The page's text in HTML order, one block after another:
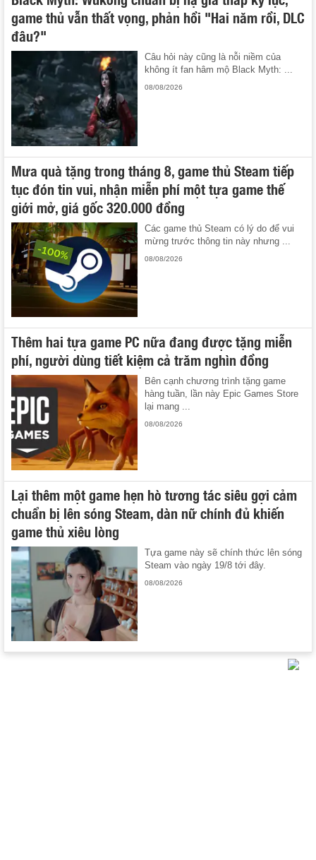
game thủ vẫn thất vọng, phản hồi "Hai năm rồi, DLC
đâu?"
Câu hỏi này cũng là nỗi niềm của
không ít fan hâm mộ Black Myth: ...
08/08/2026
Mưa quà tặng trong tháng 8, game thủ Steam tiếp
tục đón tin vui, nhận miễn phí một tựa game thế
giới mở, giá gốc 320.000 đồng
Các game thủ Steam có lý do để vui
mừng trước thông tin này nhưng ...
08/08/2026
Thêm hai tựa game PC nữa đang được tặng miễn
phí, người dùng tiết kiệm cả trăm nghìn đồng
Bên cạnh chương trình tặng game
hàng tuần, lần này Epic Games Store
lại mang ...
08/08/2026
Lại thêm một game hẹn hò tương tác siêu gợi cảm
chuẩn bị lên sóng Steam, dàn nữ chính đủ khiến
game thủ xiêu lòng
Tựa game này sẽ chính thức lên sóng
Steam vào ngày 19/8 tới đây.
08/08/2026